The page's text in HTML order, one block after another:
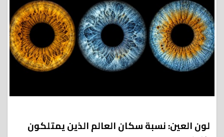
لون العين: نسبة سكان العالم الذين يمتلكون